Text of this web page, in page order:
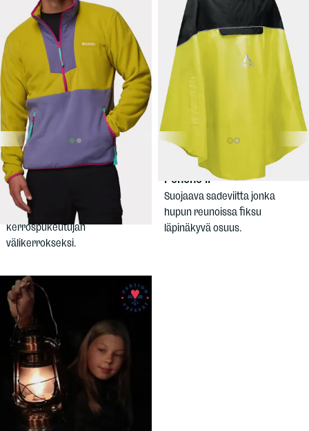
44,90 €
COLUMBIA
Men's Sequoia Grove Half
Zip Fleece
Miesten fleece oloasuksi ja
kerrospukeutujan
välikerrokseksi.
69,90 €
VAUDECovero
Poncho II
Suojaava sadeviitta jonka
hupun reunoissa fiksu
läpinäkyvä osuus.